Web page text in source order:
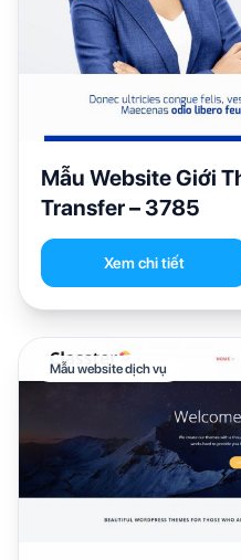
Mẫu Website Giới
Transfer – 3785
Xem chi tiết
Mẫu website dịch vụ